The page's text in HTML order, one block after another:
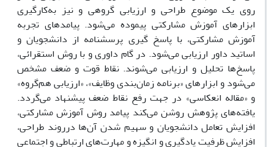
روی یک موضوع طراحی و ارزیابی گروهی و نیز به‌کارگیری
ابزارهای آموزش مشارکتی پیموده می‌شود. پیامدهای تجربه
آموزش مشارکتی، با پاسخ گیری پرسشنامه از دانشجویان و
اساتید داور ارزیابی می‌شود. در گام داوری و با روش استقرائی،
پاسخ‌ها تحلیل و ارزیابی می‌شوند. نقاط قوت و ضعف مشخص
می‌شود و ابزارهای «برنامه زمان‌بندی وظایف»، «ارزیابی هم‌گروه»
و «مقاله انعکاسی» در جهت رفع نقاط ضعف پیشنهاد می‌گردد.
یافته‌های پژوهش روشن می‌کند پیامد روش آموزش مشارکتی،
افزایش تعامل دانشجویان و سهیم شدن آن‌ها درروند طراحی،
افزایش ظرفیت یادگیری و انگیزه و مهارت‌های ارتباطی و اجتماعی